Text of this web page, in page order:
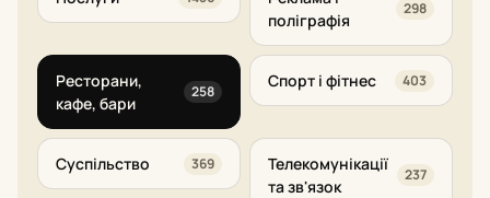
поліграфія
298
Ресторани,
кафе, бари
258
Спорт і фітнес 403
Суспільство 369
Телекомунікації
та зв'язок
237